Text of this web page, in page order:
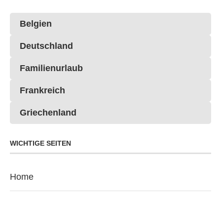
Belgien
Deutschland
Familienurlaub
Frankreich
Griechenland
WICHTIGE SEITEN
Home